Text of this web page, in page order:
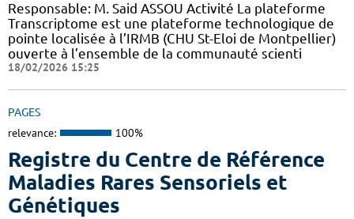
Responsable: M. Said ASSOU Activité La plateforme
Transcriptome est une plateforme technologique de
pointe localisée à l’IRMB (CHU St-Eloi de Montpellier)
ouverte à l’ensemble de la communauté scienti
18/02/2026 15:25
PAGES
relevance: 100%
Registre du Centre de Référence
Maladies Rares Sensoriels et
Génétiques